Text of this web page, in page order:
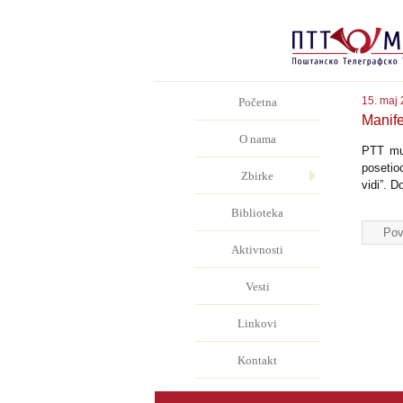
Početna
O nama
Zbirke
Biblioteka
Aktivnosti
Vesti
Linkovi
Kontakt
15. maj
PTT
vidi”.